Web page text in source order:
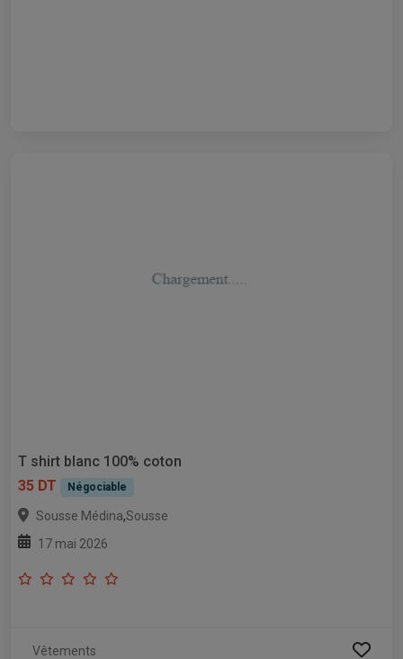
T shirt blanc 100% coton
35 DT
Négociable
Sousse Médina,Sousse
17 mai 2026
Vêtements